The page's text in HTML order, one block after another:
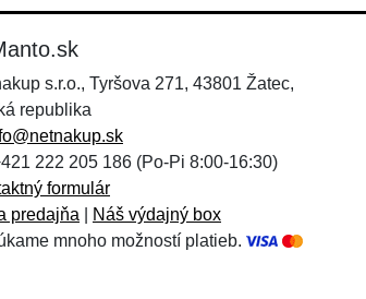
s.r.o., Tyršova 271, 43801 Žatec,
republika
222 205 186 (Po-Pi 8:00-16:30)
formulár
predajňa
Náš výdajný box
mnoho možností platieb.